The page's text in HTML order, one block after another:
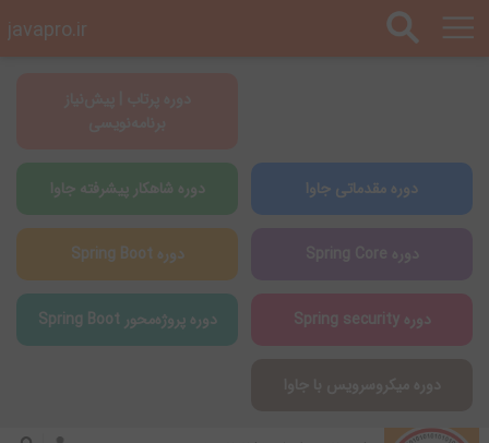
دوره مقدماتی جاوا دوره شاهکار پیشرفته جاوا
دوره Spring Boot
دوره Spring security دوره پروژه‌محور Spring Boot
javapro.ir